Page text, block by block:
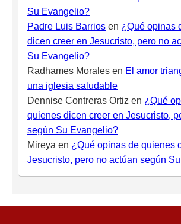
Su Evangelio?
Padre Luis Barrios en ¿Qué opinas
dicen creer en Jesucristo, pero no
Su Evangelio?
Radhames Morales en El amor
una iglesia saludable
Dennise Contreras Ortiz en ¿Qué
quienes dicen creer en Jesucristo,
según Su Evangelio?
Mireya en ¿Qué opinas de quienes
Jesucristo, pero no actúan según